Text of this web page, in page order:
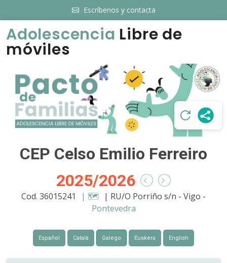
Escríbenos y contacta
Adolescencia Libre de
móviles
CEP Celso Emilio Ferreiro
2025/2026
Cod. 36015241 | 🗺️ | RU/O Porriño s/n - Vigo -
Pontevedra
Español Català Galego Euskera English